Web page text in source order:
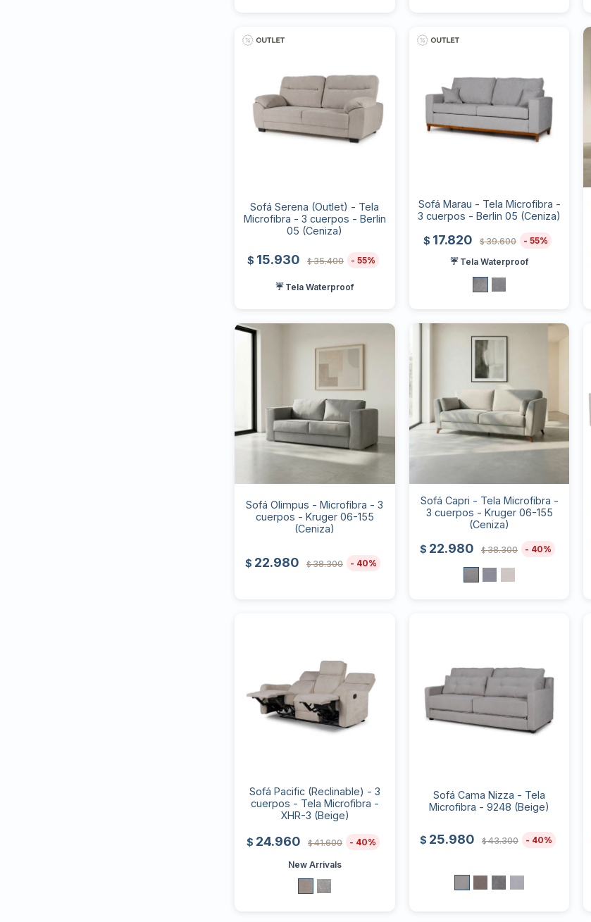
Sofá Serena (Outlet) - Tela
Microfibra - 3 cuerpos - Berlin
05 (Ceniza)
$ 15.930 $ 35.400 55
☔ Tela Waterproof
Sofá Marau - Tela Microfibra -
3 cuerpos - Berlin 05 (Ceniza)
$ 17.820 $ 39.600
55
☔ Tela Waterproof
Sofá Olimpus - Microfibra - 3
cuerpos - Kruger 06-155
(Ceniza)
$ 22.980 $ 38.300 40
Sofá Capri - Tela Microfibra -
3 cuerpos - Kruger 06-155
(Ceniza)
$ 22.980 $ 38.300 40
Sofá Pacific (Reclinable) - 3
cuerpos - Tela Microfibra -
XHR-3 (Beige)
$ 24.960 $ 41.600 40
New Arrivals
Sofá Cama Nizza - Tela
Microfibra - 9248 (Beige)
$ 25.980 $ 43.300 40